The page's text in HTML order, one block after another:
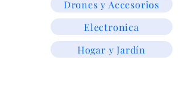
Drones y Accesorios
Electronica
Hogar y Jardín